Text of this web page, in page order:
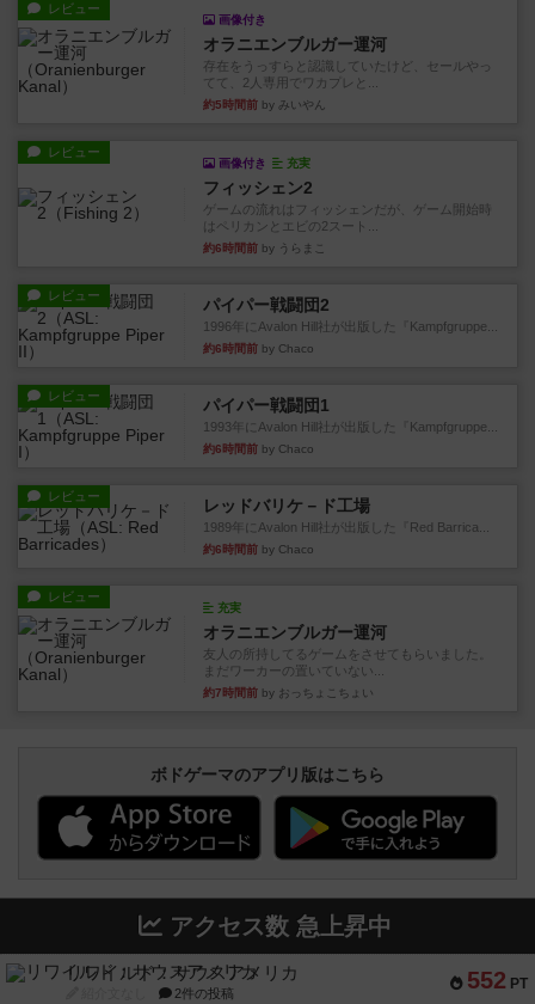
レビュー
画像付き
オラニエンブルガー運河
存在をうっすらと認識していたけど、セールやっ
てて、2人専用でワカプレと...
約5時間前 by みいやん
レビュー
画像付き 充実
フィッシェン2
ゲームの流れはフィッシェンだが、ゲーム開始時
はペリカンとエビの2スート...
約6時間前 by うらまこ
レビュー パイパー戦闘団2
1996年にAvalon Hill社が出版した『Kampfgruppe...
約6時間前 by Chaco
レビュー パイパー戦闘団1
1993年にAvalon Hill社が出版した『Kampfgruppe...
約6時間前 by Chaco
レビュー レッドバリケ－ド工場
1989年にAvalon Hill社が出版した『Red Barrica...
約6時間前 by Chaco
レビュー
充実
オラニエンブルガー運河
友人の所持してるゲームをさせてもらいました。
まだワーカーの置いていない...
約7時間前 by おっちょこちょい
ボドゲーマのアプリ版はこちら
アクセス数 急上昇中
552 PT
リワイルド：サウスアメリカ
2件の投稿